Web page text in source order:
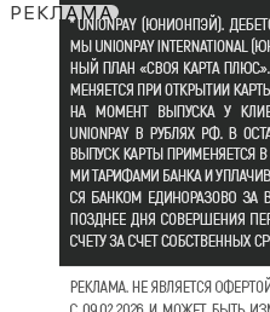
РЕКЛАМА